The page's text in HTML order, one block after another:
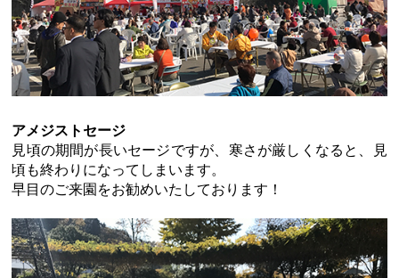
アメジストセージ
見頃の期間が長いセージですが、寒さが厳しくなると、見
頃も終わりになってしまいます。
早目のご来園をお勧めいたしております！